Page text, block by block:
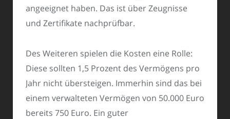
angeeignet haben. Das ist über Zeugnisse
und Zertifikate nachprüfbar.
Des Weiteren spielen die Kosten eine Rolle:
Diese sollten 1,5 Prozent des Vermögens pro
Jahr nicht übersteigen. Immerhin sind das bei
einem verwalteten Vermögen von 50.000 Euro
bereits 750 Euro. Ein guter